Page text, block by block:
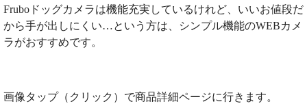
Fruboドッグカメラは機能充実しているけれど、いいお値段だ
から手が出しにくい…という方は、シンプル機能のWEBカメ
ラがおすすめです。
画像タップ（クリック）で商品詳細ページに行きます。